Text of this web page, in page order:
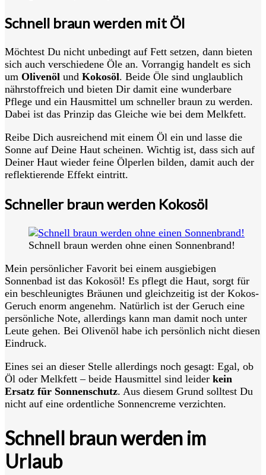
Schnell braun werden mit Öl
Möchtest Du nicht unbedingt auf Fett setzen, dann bieten
sich auch verschiedene Öle an. Vorrangig handelt es sich
um Olivenöl und Kokosöl. Beide Öle sind unglaublich
nährstoffreich und bieten Dir damit eine wunderbare
Pflege und ein Hausmittel um schneller braun zu werden.
Dabei ist das Prinzip das Gleiche wie bei dem Melkfett.
Reibe Dich ausreichend mit einem Öl ein und lasse die
Sonne auf Deine Haut scheinen. Wichtig ist, dass sich auf
Deiner Haut wieder feine Ölperlen bilden, damit auch der
reflektierende Effekt eintritt.
Schneller braun werden Kokosöl
Schnell braun werden ohne einen Sonnenbrand!
Mein persönlicher Favorit bei einem ausgiebigen
Sonnenbad ist das Kokosöl! Es pflegt die Haut, sorgt für
ein beschleunigtes Bräunen und gleichzeitig ist der Kokos-
Geruch enorm angenehm. Natürlich ist der Geruch eine
persönliche Note, allerdings kann man damit noch unter
Leute gehen. Bei Olivenöl habe ich persönlich nicht diesen
Eindruck.
Eines sei an dieser Stelle allerdings noch gesagt: Egal, ob
Öl oder Melkfett – beide Hausmittel sind leider kein
Ersatz für Sonnenschutz. Aus diesem Grund solltest Du
nicht auf eine ordentliche Sonnencreme verzichten.
Schnell braun werden im
Urlaub